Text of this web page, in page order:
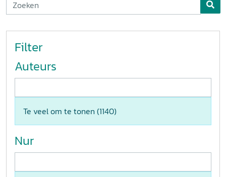
Filter
Auteurs
Te veel om te tonen (1140)
Nur